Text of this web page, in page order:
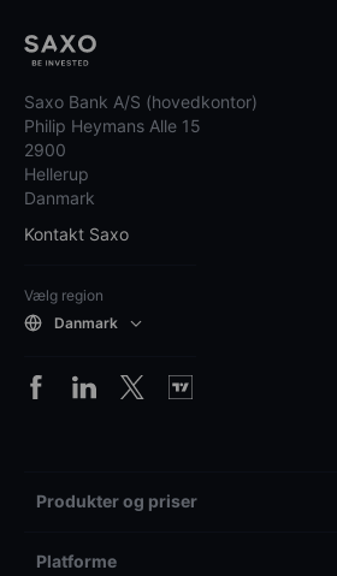
Saxo Bank A/S (hovedkontor)
Philip Heymans Alle 15
2900
Hellerup
Danmark
Kontakt Saxo
Vælg region
Danmark
Produkter og priser
Platforme